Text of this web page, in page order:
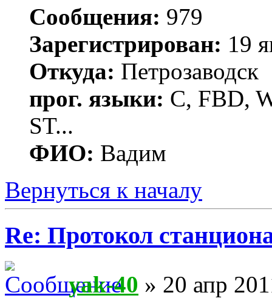
Сообщения: 979
Зарегистрирован: 19
Откуда: Петрозаводск
прог. языки: C, FBD,
ST...
ФИО: Вадим
Вернуться к началу
Re: Протокол
yak-40 » 20 апр